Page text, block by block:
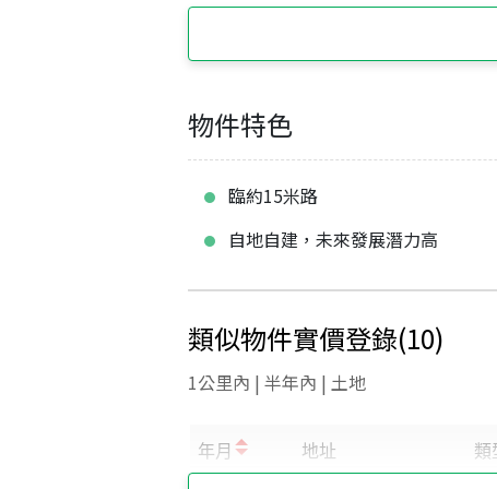
物件特色
臨約15米路
自地自建，未來發展潛力高
類似物件實價登錄(10)
1公里內 | 半年內 | 土地